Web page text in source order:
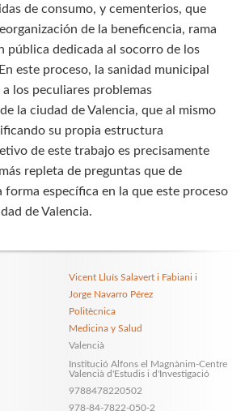
de consumo, y cementerios, que
de la beneficencia, rama
pública dedicada al socorro de los
este proceso, la sanidad municipal
los peculiares problemas
la ciudad de Valencia, que al mismo
su propia estructura
de este trabajo es precisamente
repleta de preguntas que de
forma específica en la que este proceso
de Valencia.
Vicent Lluís Salavert i Fabiani i
Jorge Navarro Pérez
Politècnica
Medicina y Salud
Valencià
Institució Alfons el Magnànim-Centre
Valencià d'Estudis i d'Investigació
9788478220502
978-84-7822-050-2